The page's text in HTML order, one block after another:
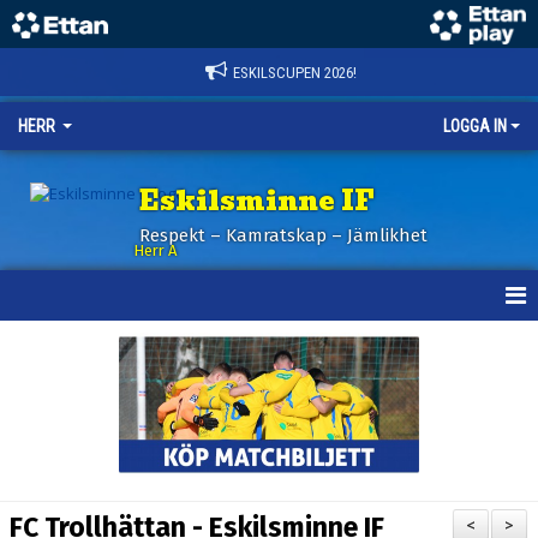
ESKILSCUPEN 2026!
HERR LOGGA IN
Eskilsminne IF
Respekt – Kamratskap – Jämlikhet
Herr A
>
<
FC Trollhättan - Eskilsminne IF